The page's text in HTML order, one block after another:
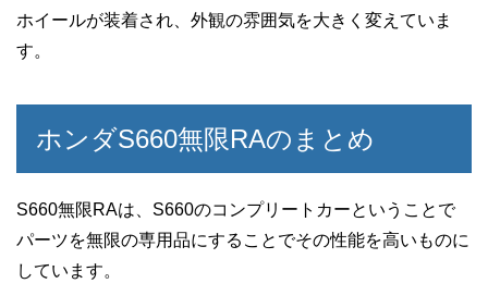
ホイールが装着され、外観の雰囲気を大きく変えていま
す。
ホンダS660無限RAのまとめ
S660無限RAは、S660のコンプリートカーということで
パーツを無限の専用品にすることでその性能を高いものに
しています。